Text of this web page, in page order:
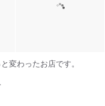
変わったお店です。